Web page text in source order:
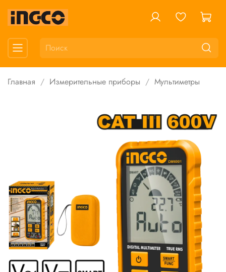
Главная Измерительные приборы Мультиметры